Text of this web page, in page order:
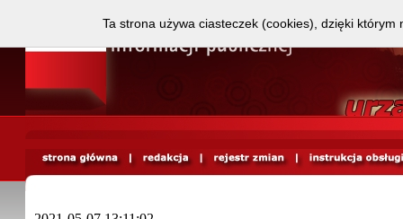
Ta strona używa ciasteczek (cookies), dzięki którym